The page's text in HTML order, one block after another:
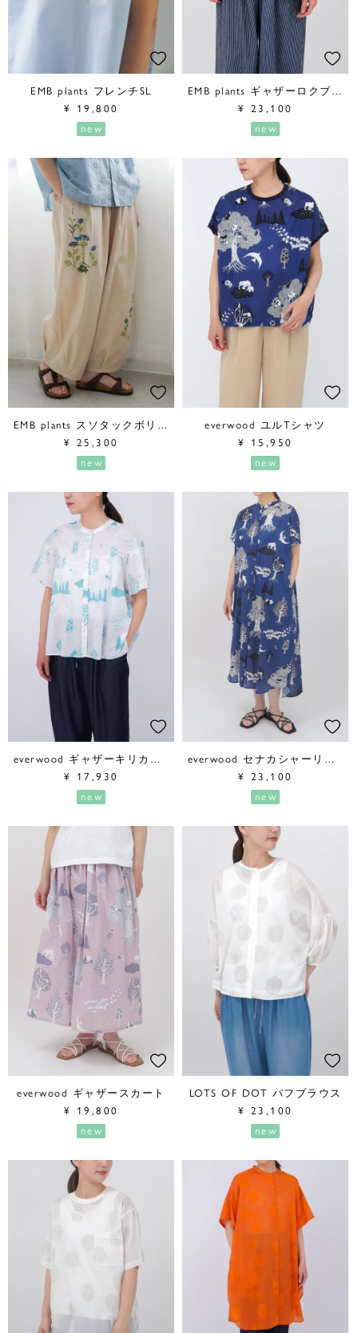
EMB plants フレンチSL
¥ 19,800
new
EMB plants ギャザーロクブブラウス
¥ 23,100
new
EMB plants スソタックボリュームパンツ
¥ 25,300
new
everwood ユルTシャツ
¥ 15,950
new
everwood ギャザーキリカエブラウス
¥ 17,930
new
everwood セナカシャーリングワンピース
¥ 23,100
new
everwood ギャザースカート
¥ 19,800
new
LOTS OF DOT パフブラウス
¥ 23,100
new